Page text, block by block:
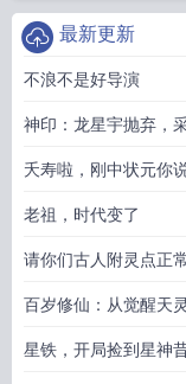
最新更新
不浪不是好导演
神印：龙星宇抛弃，
夭寿啦，刚中状元你
老祖，时代变了
请你们古人附灵点正
百岁修仙：从觉醒天
星铁，开局捡到星神